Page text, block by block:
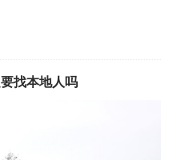
找本地人吗